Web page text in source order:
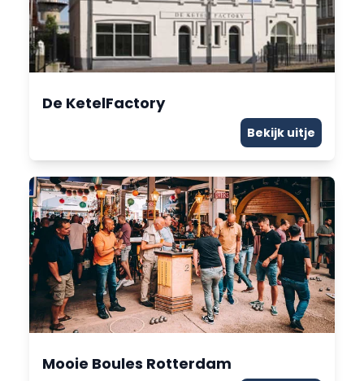
De KetelFactory
Bekijk uitje
Mooie Boules Rotterdam